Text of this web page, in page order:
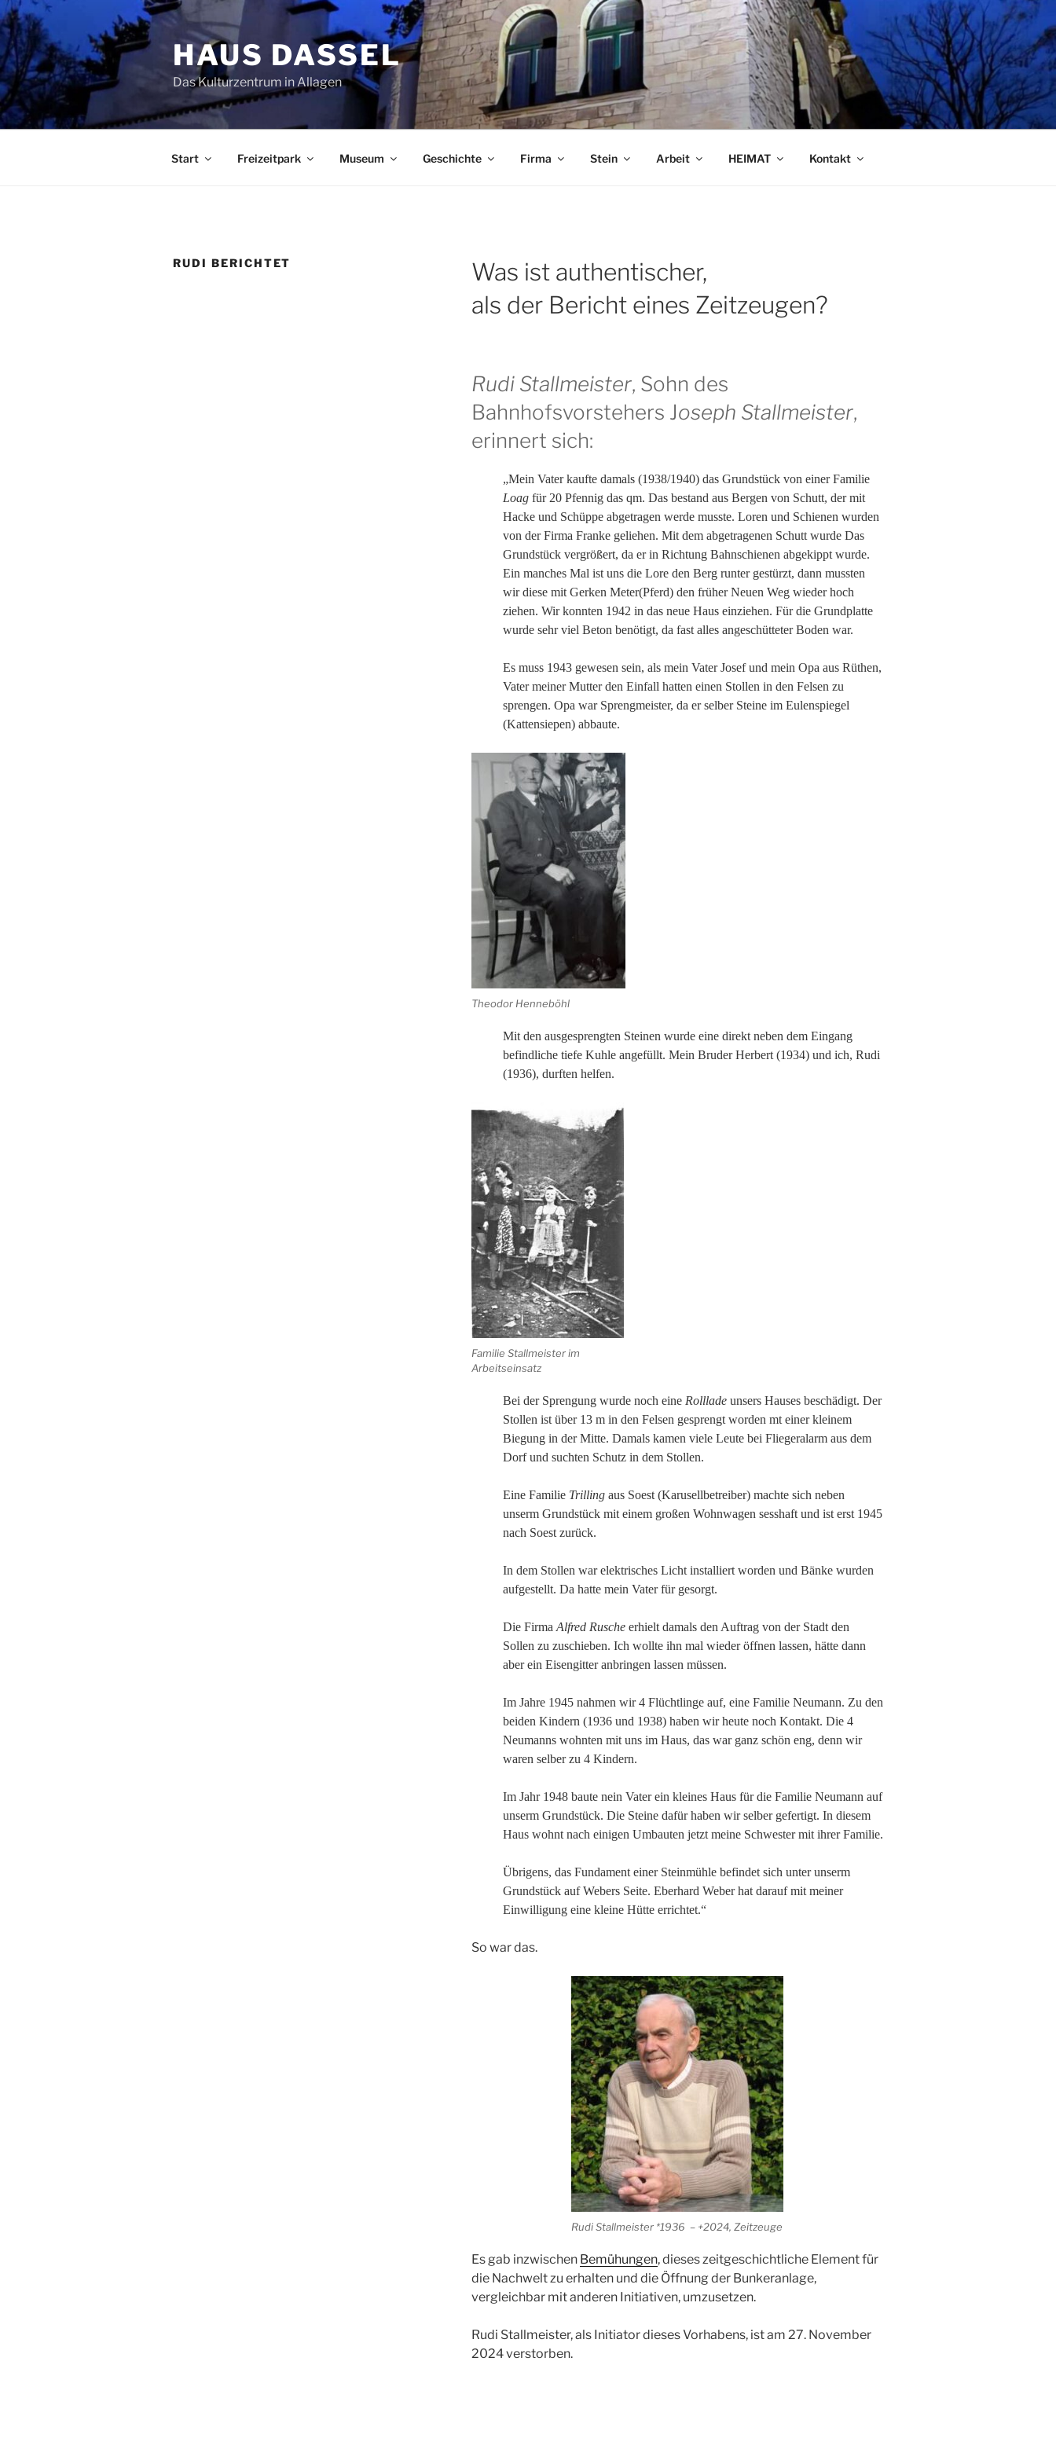
Zum
Inhalt
springen
HAUS DASSEL
Das Kulturzentrum in Allagen
Start Freizeitpark Museum Geschichte Firma Stein Arbeit HEIMAT Kontakt
RUDI BERICHTET
Was ist authentischer,
als der Bericht eines Zeitzeugen?
Rudi Stallmeister, Sohn des
Bahnhofsvorstehers Joseph Stallmeister,
erinnert sich:
„Mein Vater kaufte damals (1938/1940) das Grundstück von einer Familie
Loagfür 20 Pfennig das qm. Das bestand aus Bergen von Schutt, der mit
Hacke und Schüppe abgetragen werde musste. Loren und Schienen wurden
von der Firma Franke geliehen. Mit dem abgetragenen Schutt wurde Das
Grundstück vergrößert, da er in Richtung Bahnschienen abgekippt wurde.
Ein manches Mal ist uns die Lore den Berg runter gestürzt, dann mussten
wir diese mit Gerken Meter(Pferd) den früher Neuen Weg wieder hoch
ziehen. Wir konnten 1942 in das neue Haus einziehen. Für die Grundplatte
wurde sehr viel Beton benötigt, da fast alles angeschütteter Boden war.
Es muss 1943 gewesen sein, als mein Vater Josef und mein Opa aus Rüthen,
Vater meiner Mutter den Einfall hatten einen Stollen in den Felsen zu
sprengen. Opa war Sprengmeister, da er selber Steine im Eulenspiegel
(Kattensiepen) abbaute.
Theodor Henneböhl
Mit den ausgesprengten Steinen wurde eine direkt neben dem Eingang
befindliche tiefe Kuhle angefüllt. Mein Bruder Herbert (1934) und ich, Rudi
(1936), durften helfen.
Familie Stallmeister im
Arbeitseinsatz
Bei der Sprengung wurde noch eine Rollladeunsers Hauses beschädigt. Der
Stollen ist über 13 m in den Felsen gesprengt worden mt einer kleinem
Biegung in der Mitte. Damals kamen viele Leute bei Fliegeralarm aus dem
Dorf und suchten Schutz in dem Stollen.
Eine Familie Trillingaus Soest (Karusellbetreiber) machte sich neben
unserm Grundstück mit einem großen Wohnwagen sesshaft und ist erst 1945
nach Soest zurück.
In dem Stollen war elektrisches Licht installiert worden und Bänke wurden
aufgestellt. Da hatte mein Vater für gesorgt.
Die Firma Alfred Ruscheerhielt damals den Auftrag von der Stadt den
Sollen zu zuschieben. Ich wollte ihn mal wieder öffnen lassen, hätte dann
aber ein Eisengitter anbringen lassen müssen.
Im Jahre 1945 nahmen wir 4 Flüchtlinge auf, eine Familie Neumann. Zu den
beiden Kindern (1936 und 1938) haben wir heute noch Kontakt. Die 4
Neumanns wohnten mit uns im Haus, das war ganz schön eng, denn wir
waren selber zu 4 Kindern.
Im Jahr 1948 baute nein Vater ein kleines Haus für die Familie Neumann auf
unserm Grundstück. Die Steine dafür haben wir selber gefertigt. In diesem
Haus wohnt nach einigen Umbauten jetzt meine Schwester mit ihrer Familie.
Übrigens, das Fundament einer Steinmühle befindet sich unter unserm
Grundstück auf Webers Seite. Eberhard Weber hat darauf mit meiner
Einwilligung eine kleine Hütte errichtet.“
So war das.
Rudi Stallmeister *1936 – +2024, Zeitzeuge
Es gab inzwischen Bemühungen, dieses zeitgeschichtliche Element für
die Nachwelt zu erhalten und die Öffnung der Bunkeranlage,
vergleichbar mit anderen Initiativen, umzusetzen.
Rudi Stallmeister, als Initiator dieses Vorhabens, ist am 27. November
2024 verstorben.